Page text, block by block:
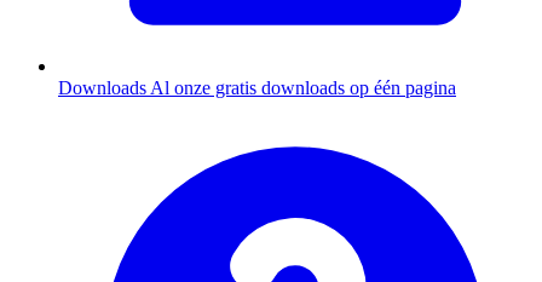
Downloads Al onze gratis downloads op één pagina